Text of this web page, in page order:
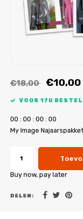
My Image tutorials
My Image rectificaties
B-Trendy rectificaties
Applicaties
Gratis naaipatronen
PDF-Printservice
€18,00 €10,00
VOOR 17U
00 : 00 : 00 : 00
My Image Najaarspakket
Buy now, pay later
DELEN: